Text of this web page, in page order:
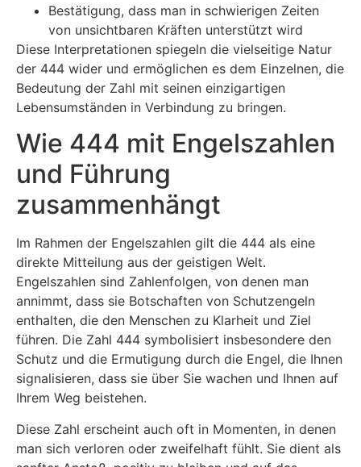
Bestätigung, dass man in schwierigen Zeiten
von unsichtbaren Kräften unterstützt wird
Diese Interpretationen spiegeln die vielseitige Natur
der 444 wider und ermöglichen es dem Einzelnen, die
Bedeutung der Zahl mit seinen einzigartigen
Lebensumständen in Verbindung zu bringen.
Wie 444 mit Engelszahlen
und Führung
zusammenhängt
Im Rahmen der Engelszahlen gilt die 444 als eine
direkte Mitteilung aus der geistigen Welt.
Engelszahlen sind Zahlenfolgen, von denen man
annimmt, dass sie Botschaften von Schutzengeln
enthalten, die den Menschen zu Klarheit und Ziel
führen. Die Zahl 444 symbolisiert insbesondere den
Schutz und die Ermutigung durch die Engel, die Ihnen
signalisieren, dass sie über Sie wachen und Ihnen auf
Ihrem Weg beistehen.
Diese Zahl erscheint auch oft in Momenten, in denen
man sich verloren oder zweifelhaft fühlt. Sie dient als